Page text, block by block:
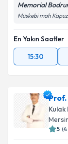
Memorial
Müskebi mah
En Yakın Saatler
15:30
Prof.
Kulak
5 (4